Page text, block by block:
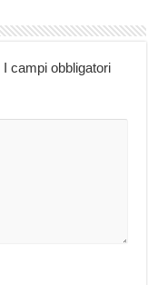
I campi obbligatori